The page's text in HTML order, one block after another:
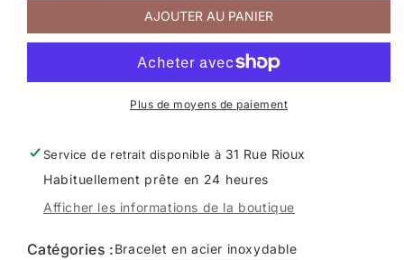
patte
Bracelet
patte
chien
AJOUTER AU PANIER
Plus de moyens de paiement
Service de retrait disponible à 31 Rue Rioux
Habituellement prête en 24 heures
Afficher les informations de la boutique
Catégories :Bracelet en acier inoxydable